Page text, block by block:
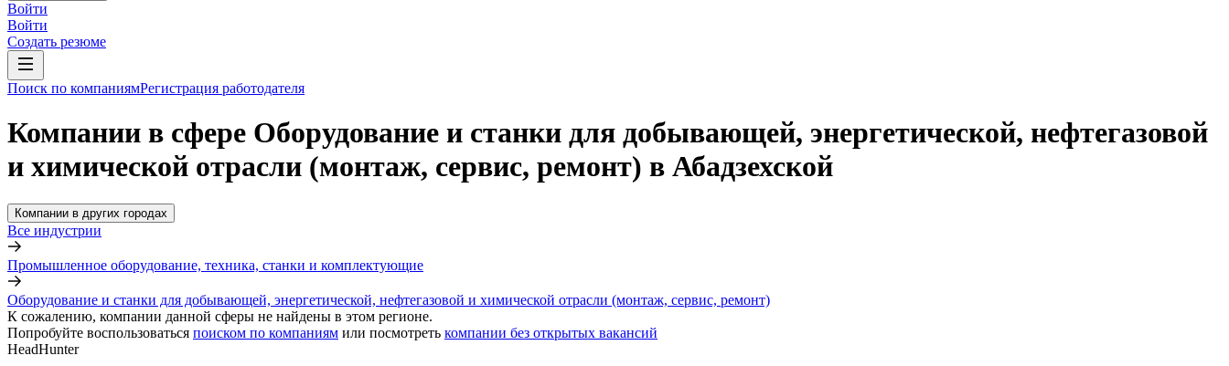
Войти
Войти
Создать резюме
Поиск по компаниямРегистрация работодателя
Компании в сфере Оборудование и станки для добывающей, энергетической, нефтегазовой
и химической отрасли (монтаж, сервис, ремонт) в Абадзехской
Компании в других городах
Все индустрии
Промышленное оборудование, техника, станки и комплектующие
Оборудование и станки для добывающей, энергетической, нефтегазовой и химической отрасли (монтаж, сервис, ремонт)
К сожалению, компании данной сферы не найдены в этом регионе.
Попробуйте воспользоваться поиском по компаниям или посмотреть компании без открытых вакансий
HeadHunter